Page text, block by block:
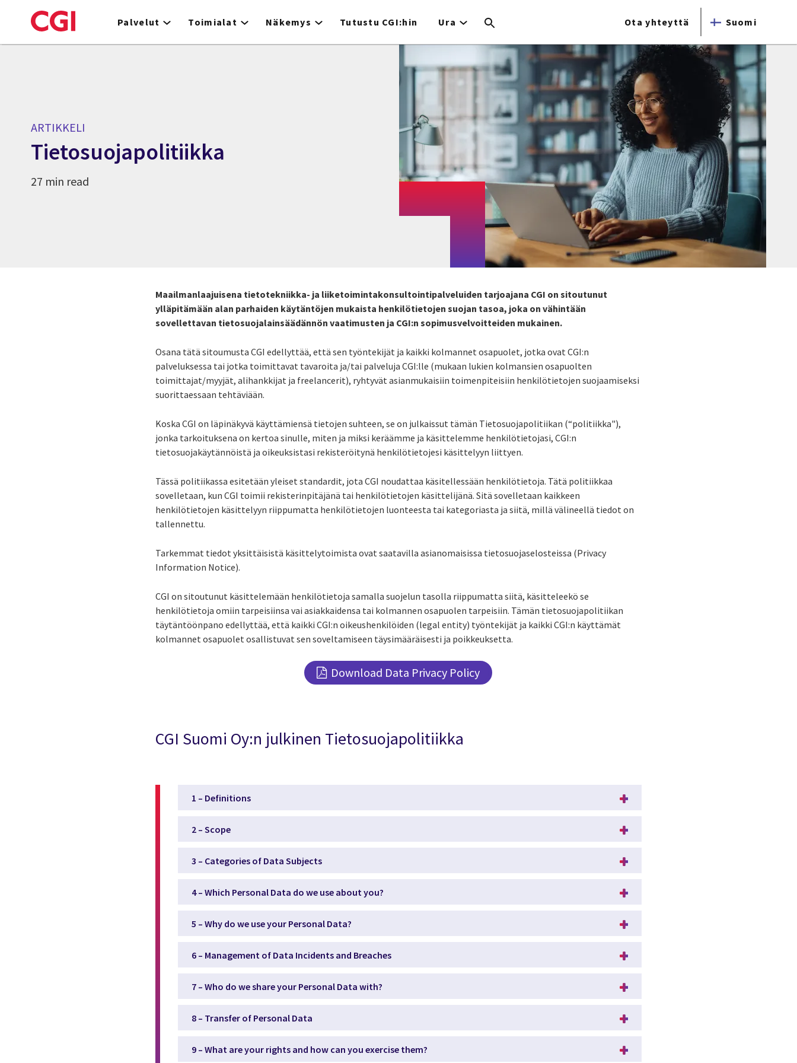
to
Palvelut Toimialat Näkemys Tutustu CGI:hin Ura Ota yhteyttä Suomi
ARTIKKELI
Tietosuojapolitiikka
27 min read
Maailmanlaajuisena tietotekniikka- ja liiketoimintakonsultointipalveluiden tarjoajana CGI on sitoutunut
ylläpitämään alan parhaiden käytäntöjen mukaista henkilötietojen suojan tasoa, joka on vähintään
sovellettavan tietosuojalainsäädännön vaatimusten ja CGI:n sopimusvelvoitteiden mukainen.
Osana tätä sitoumusta CGI edellyttää, että sen työntekijät ja kaikki kolmannet osapuolet, jotka ovat CGI:n
palveluksessa tai jotka toimittavat tavaroita ja/tai palveluja CGI:lle (mukaan lukien kolmansien osapuolten
toimittajat/myyjät, alihankkijat ja freelancerit), ryhtyvät asianmukaisiin toimenpiteisiin henkilötietojen suojaamiseksi
suorittaessaan tehtäviään.
Koska CGI on läpinäkyvä käyttämiensä tietojen suhteen, se on julkaissut tämän Tietosuojapolitiikan (“politiikka"),
jonka tarkoituksena on kertoa sinulle, miten ja miksi keräämme ja käsittelemme henkilötietojasi, CGI:n
tietosuojakäytännöistä ja oikeuksistasi rekisteröitynä henkilötietojesi käsittelyyn liittyen.
Tässä politiikassa esitetään yleiset standardit, jota CGI noudattaa käsitellessään henkilötietoja. Tätä politiikkaa
sovelletaan, kun CGI toimii rekisterinpitäjänä tai henkilötietojen käsittelijänä. Sitä sovelletaan kaikkeen
henkilötietojen käsittelyyn riippumatta henkilötietojen luonteesta tai kategoriasta ja siitä, millä välineellä tiedot on
tallennettu.
Tarkemmat tiedot yksittäisistä käsittelytoimista ovat saatavilla asianomaisissa tietosuojaselosteissa (Privacy
Information Notice).
CGI on sitoutunut käsittelemään henkilötietoja samalla suojelun tasolla riippumatta siitä, käsitteleekö se
henkilötietoja omiin tarpeisiinsa vai asiakkaidensa tai kolmannen osapuolen tarpeisiin. Tämän tietosuojapolitiikan
täytäntöönpano edellyttää, että kaikki CGI:n oikeushenkilöiden (legal entity) työntekijät ja kaikki CGI:n käyttämät
kolmannet osapuolet osallistuvat sen soveltamiseen täysimääräisesti ja poikkeuksetta.
Download Data Privacy Policy
CGI Suomi Oy:n julkinen Tietosuojapolitiikka
1 – Definitions
2 – Scope
3 – Categories of Data Subjects
4 – Which Personal Data do we use about you?
5 – Why do we use your Personal Data?
6 – Management of Data Incidents and Breaches
7 – Who do we share your Personal Data with?
8 – Transfer of Personal Data
9 – What are your rights and how can you exercise them?